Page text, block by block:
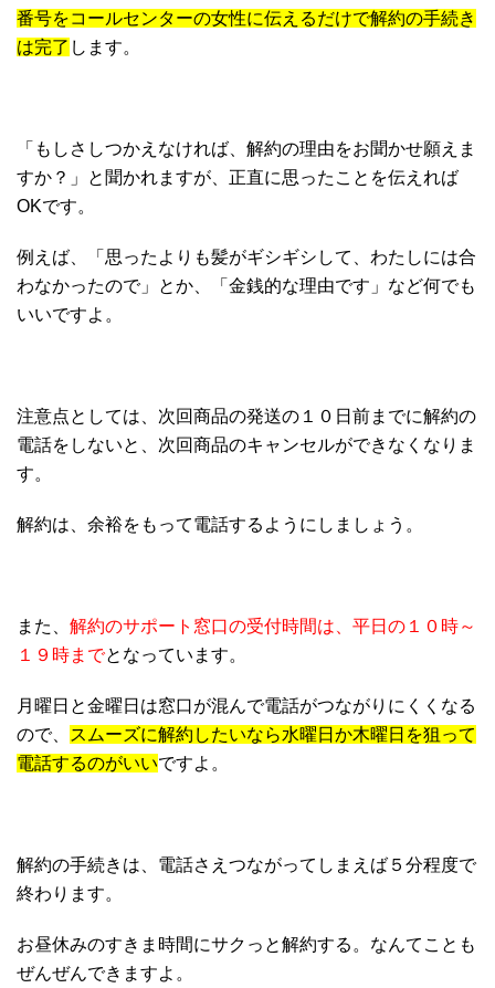
番号をコールセンターの女性に伝えるだけで解約の手続き
は完了 します。
「もしさしつかえなければ、解約の理由をお聞かせ願えま
すか？」と聞かれますが、正直に思ったことを伝えれば
OKです。
例えば、「思ったよりも髪がギシギシして、わたしには合
わなかったので」とか、「金銭的な理由です」など何でも
いいですよ。
注意点としては、次回商品の発送の１０日前までに解約の
電話をしないと、次回商品のキャンセルができなくなりま
す。
解約は、余裕をもって電話するようにしましょう。
また、 解約のサポート窓口の受付時間は、平日の１０時～
１９時までとなっています。
月曜日と金曜日は窓口が混んで電話がつながりにくくなる
ので、
スムーズに解約したいなら水曜日か木曜日を狙って
電話するのがいいですよ。
解約の手続きは、電話さえつながってしまえば５分程度で
終わります。
お昼休みのすきま時間にサクっと解約する。なんてことも
ぜんぜんできますよ。